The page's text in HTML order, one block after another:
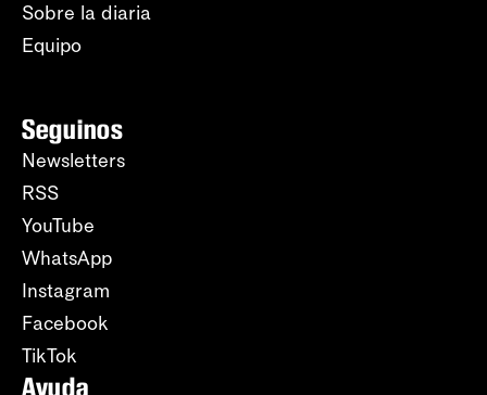
Sobre la diaria
Equipo
Seguinos
Newsletters
RSS
YouTube
WhatsApp
Instagram
Facebook
TikTok
Ayuda